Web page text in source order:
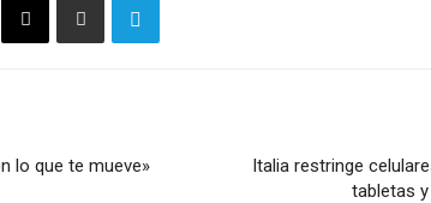
lo que te mueve»
Italia restringe
tabletas